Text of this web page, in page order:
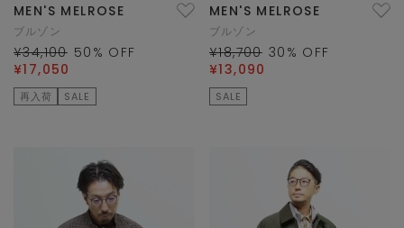
MEN'S MELROSE
ブルゾン
¥34,100 50 % OFF
¥17,050
再入荷 SALE
MEN'S MELROSE
ブルゾン
¥18,700 30 % OFF
¥13,090
SALE